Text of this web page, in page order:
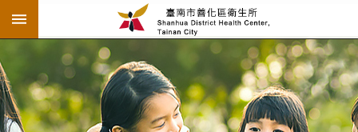
跳到主要內容區塊